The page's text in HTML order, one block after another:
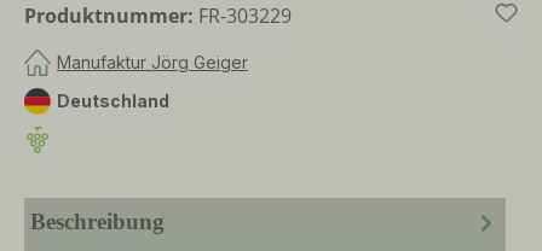
Produktnummer: FR-303229
Manufaktur Jörg Geiger
Deutschland
Beschreibung